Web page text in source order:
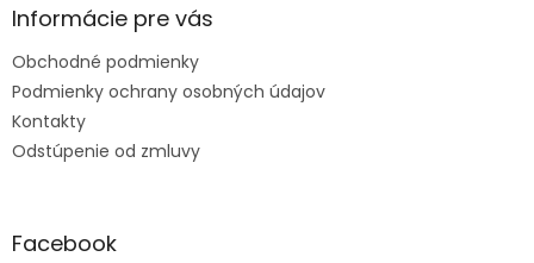
Informácie pre vás
Obchodné podmienky
Podmienky ochrany osobných údajov
Kontakty
Odstúpenie od zmluvy
Facebook